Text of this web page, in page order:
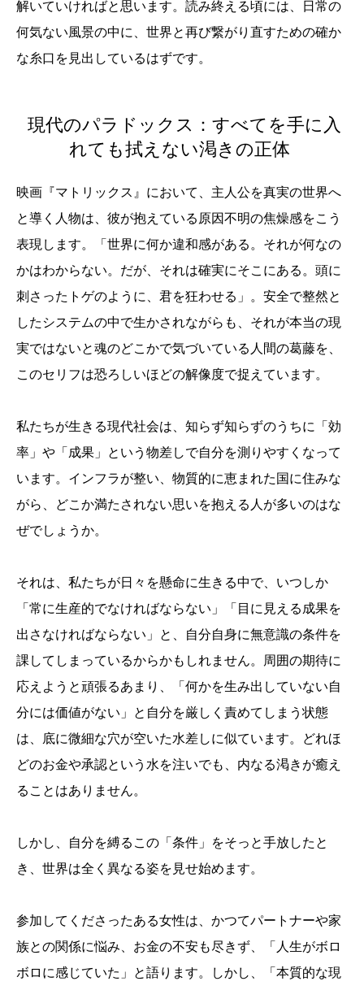
解いていければと思います。読み終える頃には、日常の
何気ない風景の中に、世界と再び繋がり直すための確か
な糸口を見出しているはずです。
現代のパラドックス：すべてを手に入
れても拭えない渇きの正体
映画『マトリックス』において、主人公を真実の世界へ
と導く人物は、彼が抱えている原因不明の焦燥感をこう
表現します。「世界に何か違和感がある。それが何なの
かはわからない。だが、それは確実にそこにある。頭に
刺さったトゲのように、君を狂わせる」。安全で整然と
したシステムの中で生かされながらも、それが本当の現
実ではないと魂のどこかで気づいている人間の葛藤を、
このセリフは恐ろしいほどの解像度で捉えています。
私たちが生きる現代社会は、知らず知らずのうちに「効
率」や「成果」という物差しで自分を測りやすくなって
います。インフラが整い、物質的に恵まれた国に住みな
がら、どこか満たされない思いを抱える人が多いのはな
ぜでしょうか。
それは、私たちが日々を懸命に生きる中で、いつしか
「常に生産的でなければならない」「目に見える成果を
出さなければならない」と、自分自身に無意識の条件を
課してしまっているからかもしれません。周囲の期待に
応えようと頑張るあまり、「何かを生み出していない自
分には価値がない」と自分を厳しく責めてしまう状態
は、底に微細な穴が空いた水差しに似ています。どれほ
どのお金や承認という水を注いでも、内なる渇きが癒え
ることはありません。
しかし、自分を縛るこの「条件」をそっと手放したと
き、世界は全く異なる姿を見せ始めます。
参加してくださったある女性は、かつてパートナーや家
族との関係に悩み、お金の不安も尽きず、「人生がボロ
ボロに感じていた」と語ります。しかし、「本質的な現